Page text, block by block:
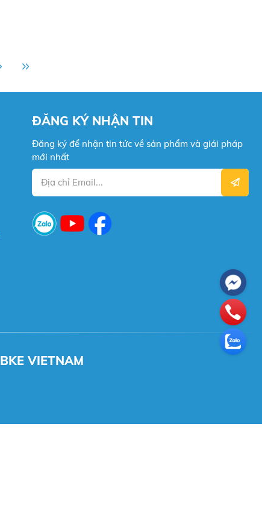
ĐĂNG KÝ NHẬN TIN
Đăng ký để nhận tin tức về sản phẩm và giải pháp
mới nhất
BKE VIETNAM